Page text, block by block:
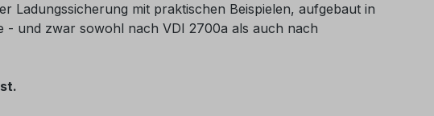
Ladungssicherung mit praktischen Beispielen, aufgebaut in
- und zwar sowohl nach VDI 2700a als auch nach